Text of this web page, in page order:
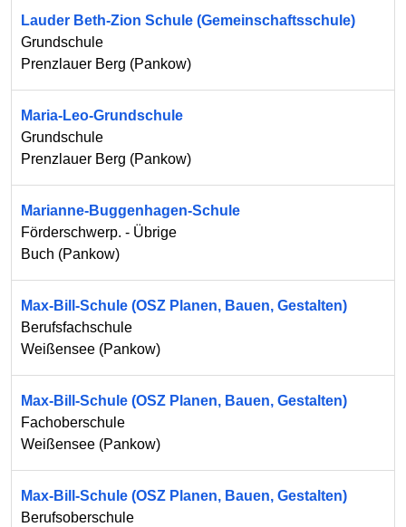
Lauder Beth-Zion Schule (Gemeinschaftsschule)
Grundschule
Prenzlauer Berg (Pankow)
Maria-Leo-Grundschule
Grundschule
Prenzlauer Berg (Pankow)
Marianne-Buggenhagen-Schule
Förderschwerp. - Übrige
Buch (Pankow)
Max-Bill-Schule (OSZ Planen, Bauen, Gestalten)
Berufsfachschule
Weißensee (Pankow)
Max-Bill-Schule (OSZ Planen, Bauen, Gestalten)
Fachoberschule
Weißensee (Pankow)
Max-Bill-Schule (OSZ Planen, Bauen, Gestalten)
Berufsoberschule